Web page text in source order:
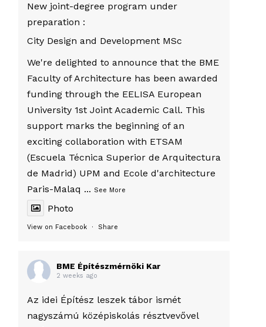
New joint-degree program under
preparation :
City Design and Development MSc
We're delighted to announce that the BME
Faculty of Architecture has been awarded
funding through the EELISA European
University 1st Joint Academic Call. This
support marks the beginning of an
exciting collaboration with ETSAM
(Escuela Técnica Superior de Arquitectura
de Madrid) UPM and Ecole d'architecture
Paris-Malaq ... See More
Photo
View on Facebook · Share
BME Építészmérnöki Kar
2 weeks ago
Az idei Építész leszek tábor ismét
nagyszámú középiskolás résztvevővel